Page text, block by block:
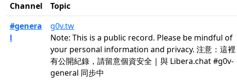
Channel Topic
#genera
l
g0v.tw
Note: This is a public record. Please be mindful of
your personal information and privacy. 注意：這裡
有公開紀錄，請留意個資安全 | 與 Libera.chat #g0v-
general 同步中